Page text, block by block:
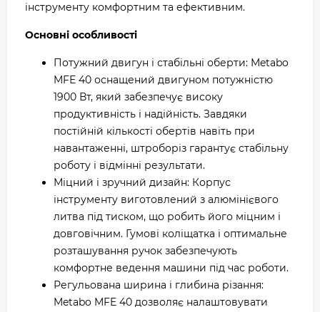
інструменту комфортним та ефективним.
Основні особливості
Потужний двигун і стабільні оберти: Metabo
MFE 40 оснащений двигуном потужністю
1900 Вт, який забезпечує високу
продуктивність і надійність. Завдяки
постійній кількості обертів навіть при
навантаженні, штроборіз гарантує стабільну
роботу і відмінні результати.
Міцний і зручний дизайн: Корпус
інструменту виготовлений з алюмінієвого
литва під тиском, що робить його міцним і
довговічним. Гумові коліщатка і оптимальне
розташування ручок забезпечують
комфортне ведення машини під час роботи.
Регульована ширина і глибина різання:
Metabo MFE 40 дозволяє налаштовувати